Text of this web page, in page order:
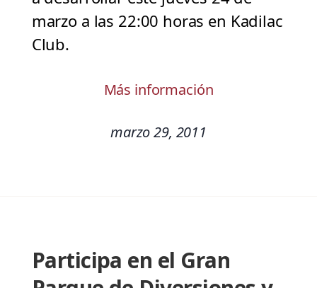
marzo a las 22:00 horas en Kadilac
Club.
Más información
marzo 29, 2011
Participa en el Gran